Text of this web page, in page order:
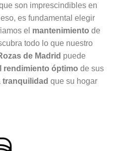
son imprescindibles en
es fundamental elegir
el mantenimiento de
todo lo que nuestro
de Madrid puede
rendimiento óptimo de sus
tranquilidad que su hogar